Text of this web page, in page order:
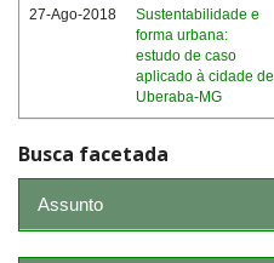
27-Ago-2018
Sustentabilidade e
forma urbana:
estudo de caso
aplicado à cidade de
Uberaba-MG
Busca facetada
Assunto